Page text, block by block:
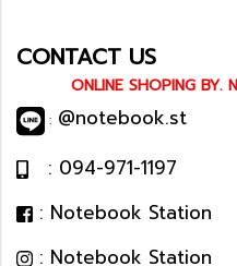
CONTACT US
ONLINE SHOPING BY.
: @notebook.st
: 094-971-1197
: Notebook Station
: Notebook Station